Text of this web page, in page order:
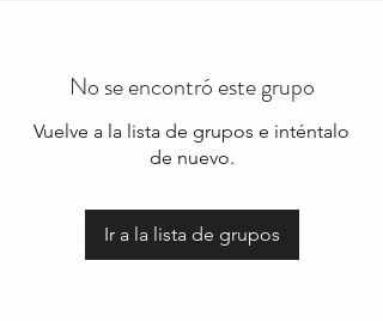
No se encontró este grupo
Vuelve a la lista de grupos e inténtalo
de nuevo.
Ir a la lista de grupos